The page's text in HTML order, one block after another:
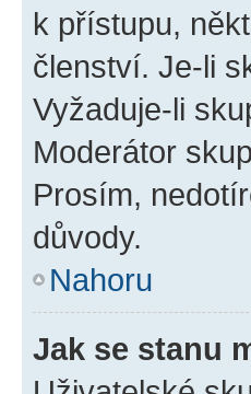
k přístupu,
členství. Je-li
Vyžaduje-li
Moderátor
Prosím,
důvody.
Nahoru
Jak se stanu